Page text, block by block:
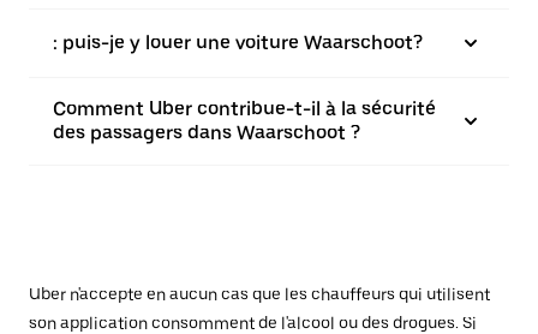
: puis-je y louer une voiture Waarschoot?
Comment Uber contribue-t-il à la sécurité
des passagers dans Waarschoot ?
Uber n'accepte en aucun cas que les chauffeurs qui utilisent
son application consomment de l'alcool ou des drogues. Si